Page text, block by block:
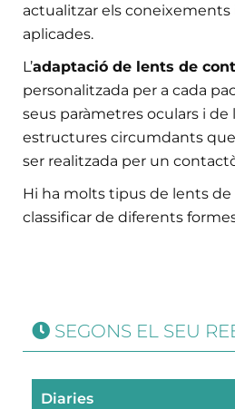
actualitzar els
aplicades.
L’adaptació de lents de
personalitzada per a cada
seus paràmetres oculars i de
estructures circumdants que
ser realitzada per un
Hi ha molts tipus de lents
classificar de diferents
SEGONS EL SEU
Diaries